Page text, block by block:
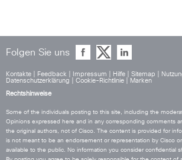
Folgen Sie uns
Kontakte Feedback Impressum Hilfe Sitemap
Datenschutzerklärung
Cookie-Richtlinie
Marken
Rechtshinweise
Some of the individuals posting to this site, including the
Opinions expressed here and in any corresponding comments
the original authors, not of Cisco. The content is provided for
is not meant to be an endorsement or representation by Cisco
available to the public. No information you consider confidential